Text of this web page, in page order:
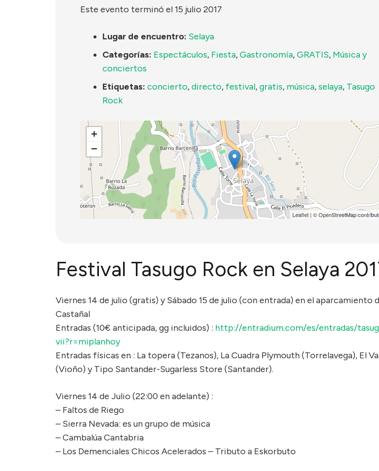
Este evento terminó el 15 julio 2017
Lugar de encuentro: Selaya
Categorías: Espectáculos, Fiesta,Gastronomía,GRATIS, Música y
conciertos
Etiquetas: concierto,directo, festival,gratis, música,selaya, Tasugo
Rock
+
−
Leaflet| ©OpenStreetMap
Festival Tasugo Rock en Selaya
Viernes 14 de julio (gratis) y Sábado 15 de julio (con entrada) en el aparcamiento
Castañal
Entradas (10€ anticipada, gg incluidos) : http://entradium.com/es/entradas/
vii?r=miplanhoy
Entradas físicas en : La topera (Tezanos), La Cuadra Plymouth (Torrelavega), El
(Vioño) y Tipo Santander-Sugarless Store (Santander).
Viernes 14 de Julio (22:00 en adelante) :
– Faltos de Riego
– Sierra Nevada: es un grupo de música
– Cambalúa Cantabria
– Los Demenciales Chicos Acelerados – Tributo a Eskorbuto